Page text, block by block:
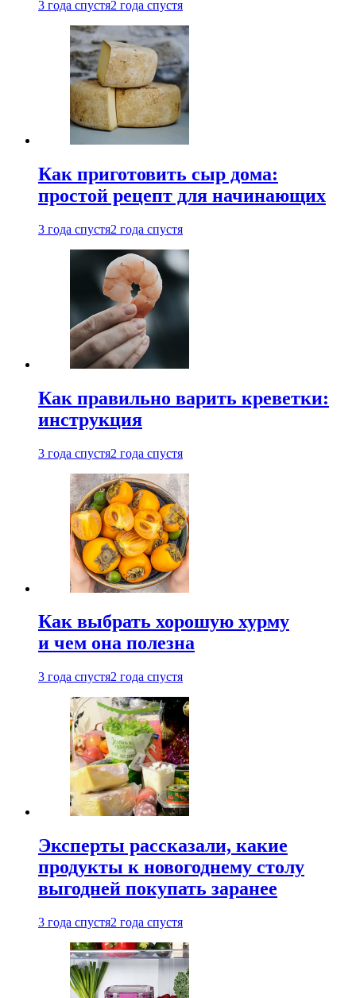
3 года спустя2 года спустя
Как приготовить сыр дома:
простой рецепт для начинающих
3 года спустя2 года спустя
Как правильно варить креветки:
инструкция
3 года спустя2 года спустя
Как выбрать хорошую хурму
и чем она полезна
3 года спустя2 года спустя
Эксперты рассказали, какие
продукты к новогоднему столу
выгодней покупать заранее
3 года спустя2 года спустя